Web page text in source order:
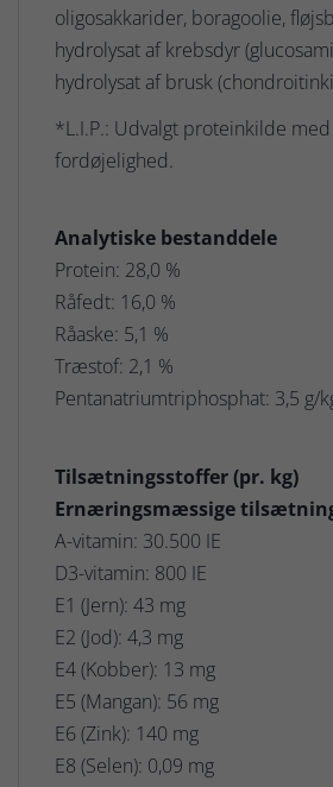
oligosakkarider, boragoolie,
hydrolysat af krebsdyr
hydrolysat af brusk
*L.I.P.: Udvalgt proteinkilde
fordøjelighed.
Analytiske bestanddele
Protein: 28,0 %
Råfedt: 16,0 %
Råaske: 5,1 %
Træstof: 2,1 %
Pentanatriumtriphosphat: 3,5 g/
Tilsætningsstoffer (pr. kg)
Ernæringsmæssige
A-vitamin: 30.500 IE
D3-vitamin: 800 IE
E1 (Jern): 43 mg
E2 (Jod): 4,3 mg
E4 (Kobber): 13 mg
E5 (Mangan): 56 mg
E6 (Zink): 140 mg
E8 (Selen): 0,09 mg